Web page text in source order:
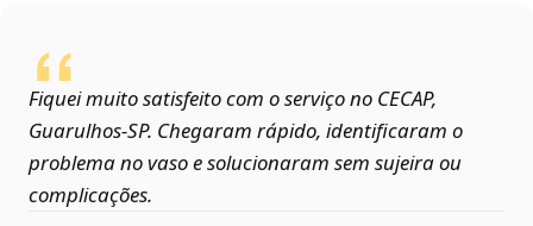
Fiquei muito satisfeito com o serviço no CECAP,
Guarulhos‑SP. Chegaram rápido, identificaram o
problema no vaso e solucionaram sem sujeira ou
complicações.